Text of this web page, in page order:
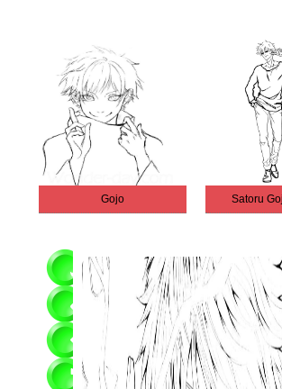
Gojo Satoru